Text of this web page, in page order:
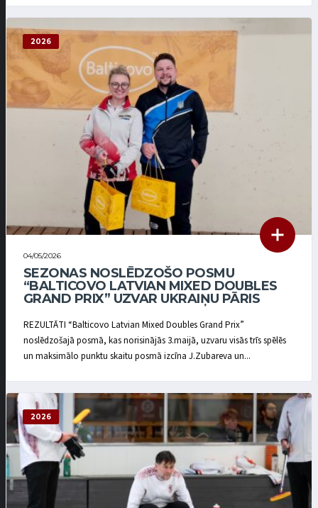
2026
04/05/2026
SEZONAS NOSLĒDZOŠO POSMU
“BALTICOVO LATVIAN MIXED DOUBLES
GRAND PRIX” UZVAR UKRAIŅU PĀRIS
REZULTĀTI “Balticovo Latvian Mixed Doubles Grand Prix”
noslēdzošajā posmā, kas norisinājās 3.maijā, uzvaru visās trīs spēlēs
un maksimālo punktu skaitu posmā izcīna J.Zubareva un...
2026